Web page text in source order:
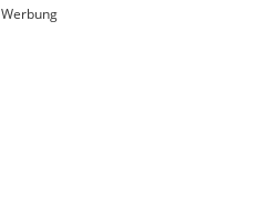
Werbung